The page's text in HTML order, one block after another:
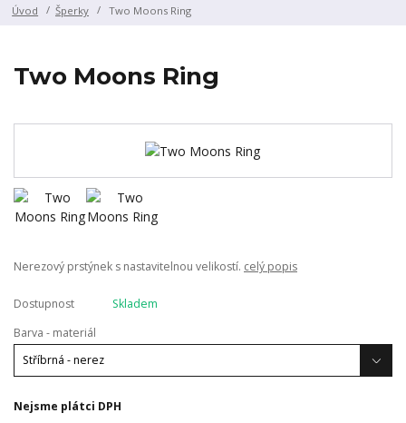
Úvod Šperky Two Moons Ring
Two Moons Ring
Nerezový prstýnek s nastavitelnou velikostí. celý popis
Dostupnost
Skladem
Barva - materiál
Nejsme plátci DPH